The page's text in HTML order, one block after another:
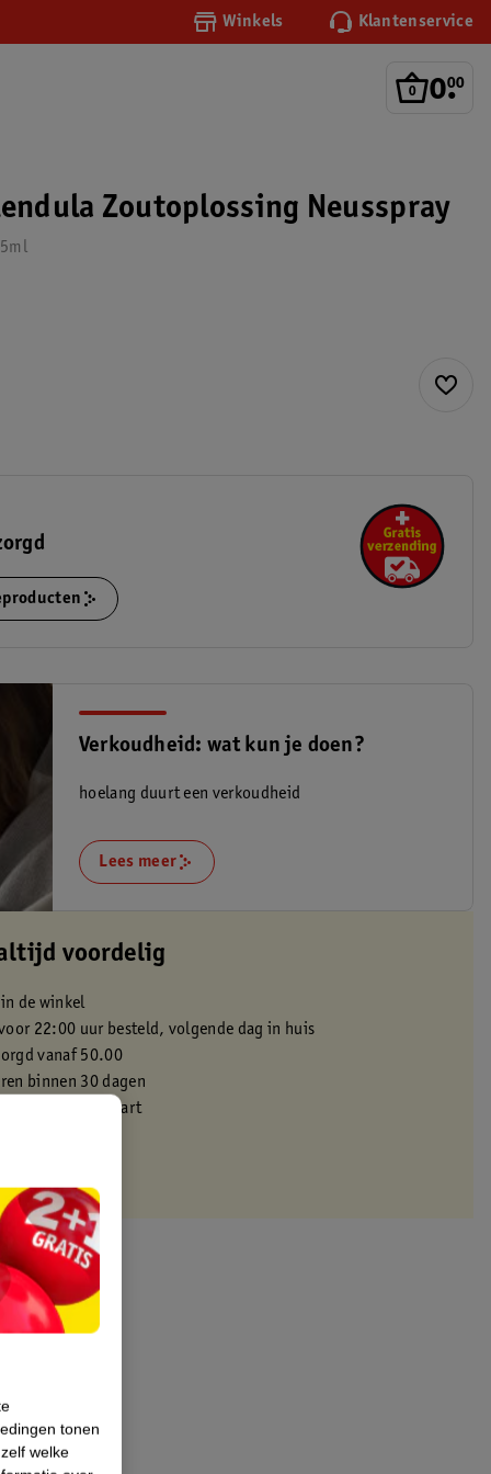
Winkels Klantenservice
0.
00
Zoutoplossing Neusspray
Verkoudheid: wat kun je doen?
hoelang duurt een verkoudheid
Lees meer
voordelig
de winkel
22:00 uur besteld, volgende dag in huis
vanaf 50.00
binnen 30 dagen
je Kruidvat kaart
tonen
welke